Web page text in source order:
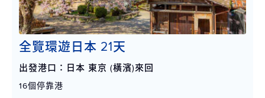
全覽環遊日本 21天
出發港口：日本 東京 (橫濱)來回
16個停靠港